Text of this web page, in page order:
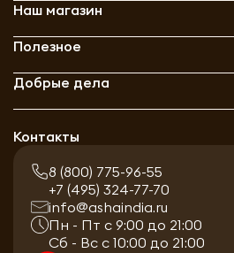
Наш магазин
Полезное
Добрые дела
Контакты
8 (800) 775-96-55
+7 (495) 324-77-70
info@ashaindia.ru
Пн - Пт с 9:00 до 21:00
Сб - Вс с 10:00 до 21:00